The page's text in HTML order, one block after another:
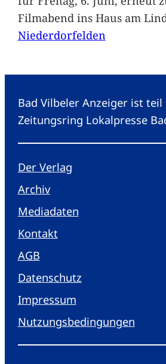
Filmabend ins Haus am
Niederdorfelden
Bad Vilbeler Anzeiger ist teil
Zeitungsring Lokalpresse
Der Verlag
Archiv
Mediadaten
Kontakt
AGB
Datenschutz
Impressum
Nutzungsbedingungen